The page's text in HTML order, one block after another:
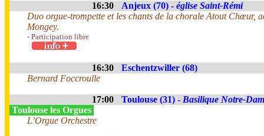
16:30 Anjeux (70) - église Saint-Rémi
Duo orgue-trompette et les chants de la chorale Atout Chœur,
Mongey.
- Participation libre
16:30
Eschentzwiller (68)
Bernard Foccroulle
17:00 Toulouse (31) - Basilique Notre-
Toulouse les Orgues
L’Orgue Orchestre